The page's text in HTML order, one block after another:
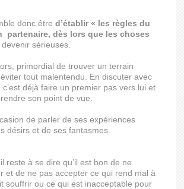
donc êtred’établir « les règles du
partenaire, dès lors que les choses
sérieuses.
primordial de trouver un terrain
tout malentendu. En discuter avec
déjà faire un premier pas vers lui et
son point de vue.
de parler de ses expériences
désirs et de ses fantasmes.
reste à se dire qu’il est bon de ne
et de ne pas accepter ce qui rend mal à
souffrir ou ce qui est inacceptable pour